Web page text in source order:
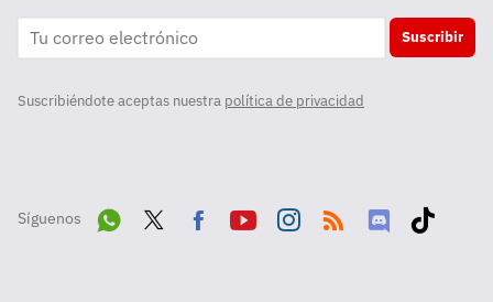
Suscribir
Suscribiéndote aceptas nuestra política de privacidad
Síguenos